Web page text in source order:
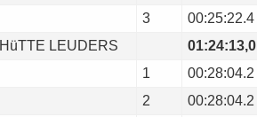
3
00:25:22.4
HüTTE LEUDERS 01:24:13,0
1
00:28:04.2
2
00:28:04.2